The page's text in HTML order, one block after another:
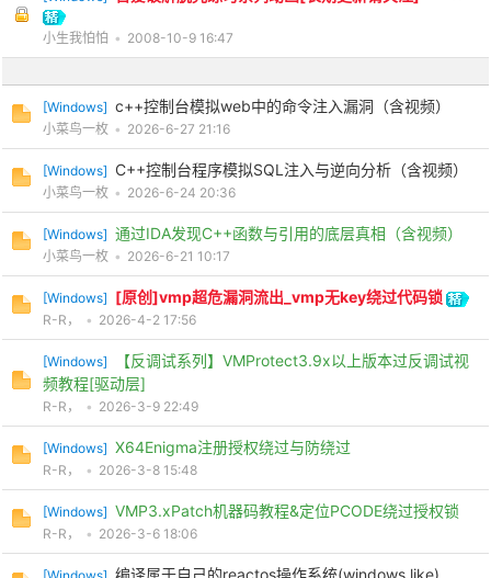
小生我怕怕 • 2008-10-9 16:47
[Windows] c++控制台模拟web中的命令注入漏洞（含视频）
小菜鸟一枚 • 2026-6-27 21:16
[Windows] C++控制台程序模拟SQL注入与逆向分析（含视频）
小菜鸟一枚 • 2026-6-24 20:36
[Windows] 通过IDA发现C++函数与引用的底层真相（含视频）
小菜鸟一枚 • 2026-6-21 10:17
[Windows] [原创]vmp超危漏洞流出_vmp无key绕过代码锁
R-R， • 2026-4-2 17:56
[Windows]
【反调试系列】VMProtect3.9x以上版本过反调试视
频教程[驱动层]
R-R， • 2026-3-9 22:49
[Windows] X64Enigma注册授权绕过与防绕过
R-R， • 2026-3-8 15:48
[Windows] VMP3.xPatch机器码教程&定位PCODE绕过授权锁
R-R， • 2026-3-6 18:06
编译属于自己的reactos操作系统(windows like)